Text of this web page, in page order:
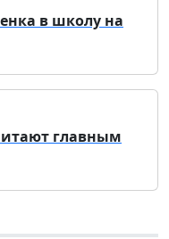
в школу на
главным